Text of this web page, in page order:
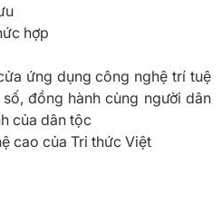
hợp
ứng dụng công nghệ trí tuệ
đồng hành cùng người dân
của dân tộc
cao của Tri thức Việt